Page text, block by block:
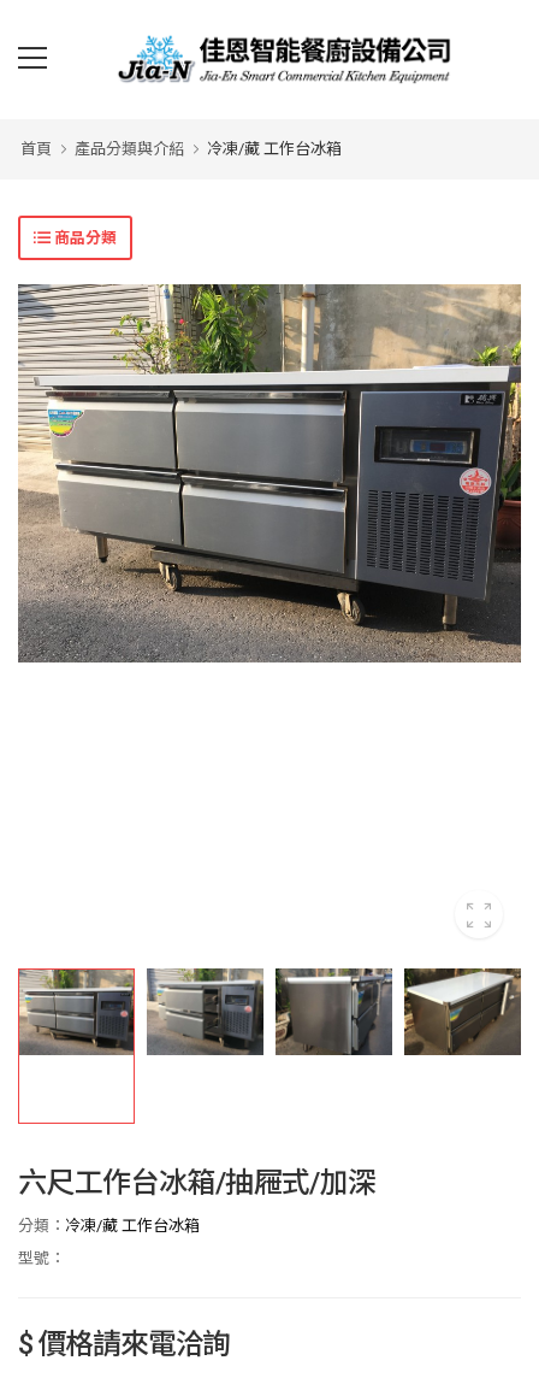
首頁 產品分類與介紹 冷凍/藏 工作台冰箱
商品分類
六尺工作台冰箱/抽屜式/加深
分類： 冷凍/藏 工作台冰箱
型號：
$ 價格請來電洽詢